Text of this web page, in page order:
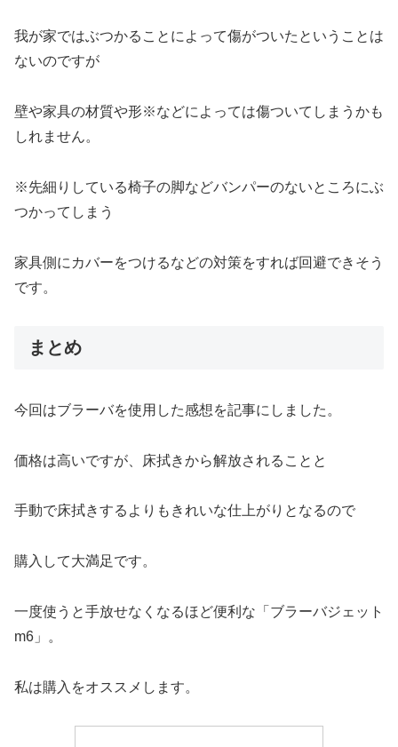
我が家ではぶつかることによって傷がついたということは
ないのですが
壁や家具の材質や形※などによっては傷ついてしまうかも
しれません。
※先細りしている椅子の脚などバンパーのないところにぶ
つかってしまう
家具側にカバーをつけるなどの対策をすれば回避できそう
です。
まとめ
今回はブラーバを使用した感想を記事にしました。
価格は高いですが、床拭きから解放されることと
手動で床拭きするよりもきれいな仕上がりとなるので
購入して大満足です。
一度使うと手放せなくなるほど便利な「ブラーバジェット
m6」。
私は購入をオススメします。